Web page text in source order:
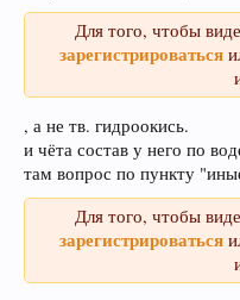
Для того, чтобы
зарегистрироваться
, а не тв. гидроокись.
и чёта состав у него по
там вопрос по пункту
Для того, чтобы
зарегистрироваться